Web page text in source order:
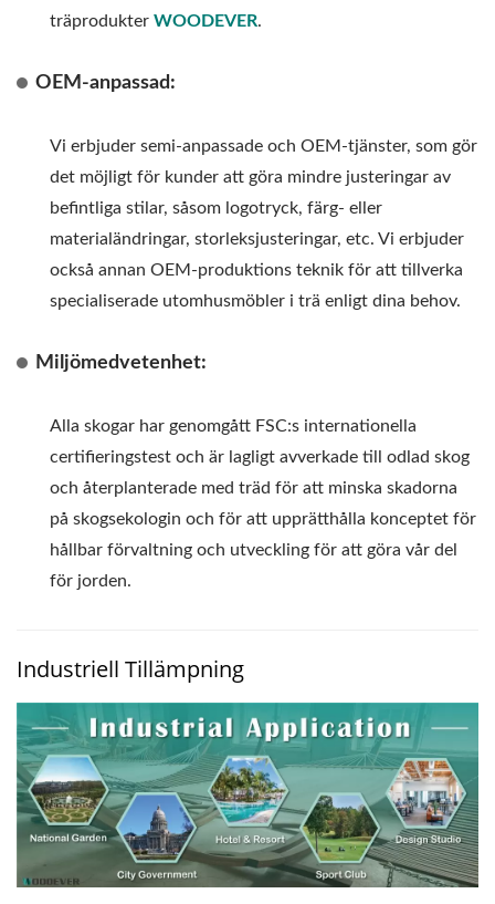
träprodukter WOODEVER.
OEM-anpassad:
Vi erbjuder semi-anpassade och OEM-tjänster, som gör
det möjligt för kunder att göra mindre justeringar av
befintliga stilar, såsom logotryck, färg- eller
materialändringar, storleksjusteringar, etc. Vi erbjuder
också annan OEM-produktions teknik för att tillverka
specialiserade utomhusmöbler i trä enligt dina behov.
Miljömedvetenhet:
Alla skogar har genomgått FSC:s internationella
certifieringstest och är lagligt avverkade till odlad skog
och återplanterade med träd för att minska skadorna
på skogsekologin och för att upprätthålla konceptet för
hållbar förvaltning och utveckling för att göra vår del
för jorden.
Industriell Tillämpning